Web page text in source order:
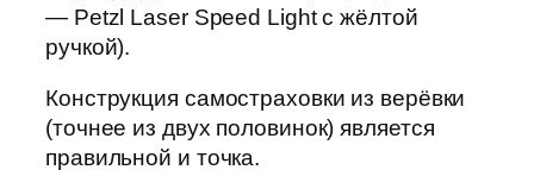
— Petzl Laser Speed Lightс жёлтой
ручкой).
Конструкция самостраховки из верёвки
(точнее из двух половинок) является
правильной и точка.